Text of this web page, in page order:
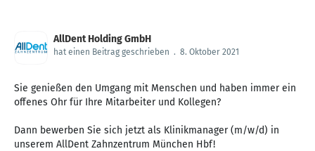
AllDent Holding GmbH
hat einen Beitrag geschrieben . 8. Oktober 2021
Sie genießen den Umgang mit Menschen und haben immer ein
offenes Ohr für Ihre Mitarbeiter und Kollegen?
Dann bewerben Sie sich jetzt als Klinikmanager (m/w/d) in
unserem AllDent Zahnzentrum München Hbf!